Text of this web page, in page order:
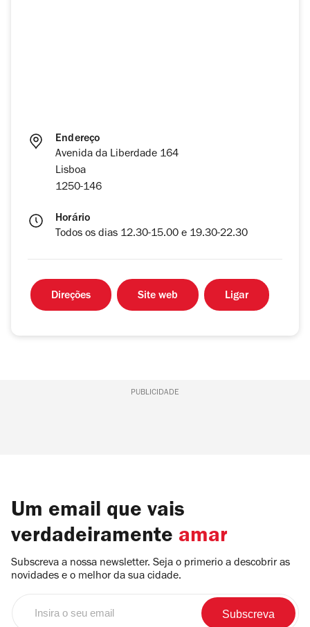
Endereço
Avenida da Liberdade 164
Lisboa
1250-146
Horário
Todos os dias 12.30-15.00 e 19.30-22.30
Direções Site web Ligar
PUBLICIDADE
Um email que vais
verdadeiramente amar
Subscreva a nossa newsletter. Seja o primerio a descobrir as
novidades e o melhor da sua cidade.